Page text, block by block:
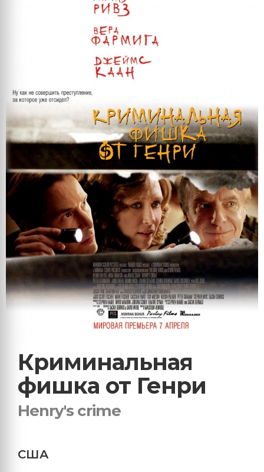
Криминальная
фишка от Генри
Henry's crime
США